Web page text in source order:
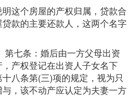
这个房屋的产权归属，贷款合
款的主要还款人，这两个名字
第七条：婚后由一方父母出资
产权登记在出资人子女名下
八条第(三)项的规定，视为只
，该不动产应认定为夫妻一方